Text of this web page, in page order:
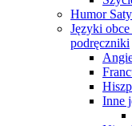
Humor
Języki
podręczniki
Inne